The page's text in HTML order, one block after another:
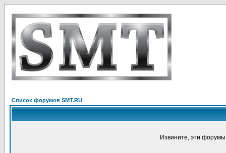
Список форумов SMT.RU
Извините, эти